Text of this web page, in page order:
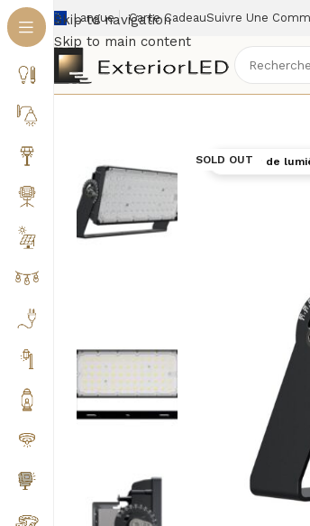
Skip to navigation
Skip to main content
Langue Carte CadeauSuivre Une
Accueil /
SOLD OUT
Couleur de